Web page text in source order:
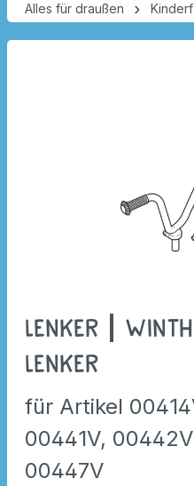
Alles für draußen
Lenker |
Lenker
für Artikel
00441V,
00447V